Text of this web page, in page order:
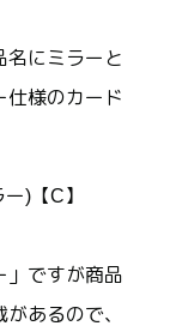
名にミラーと
仕様のカード
)【C】
」ですが商品
あるので、